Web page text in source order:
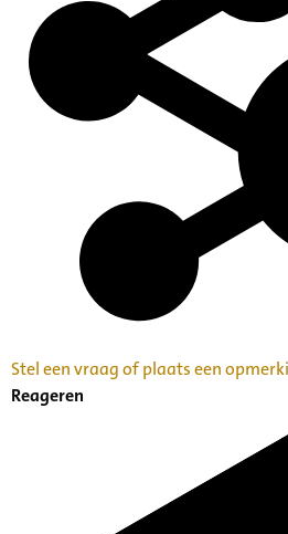
Stel een vraag of plaats een
Reageren